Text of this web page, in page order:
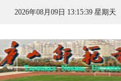
2026年08月09日 13:15:39 星期天